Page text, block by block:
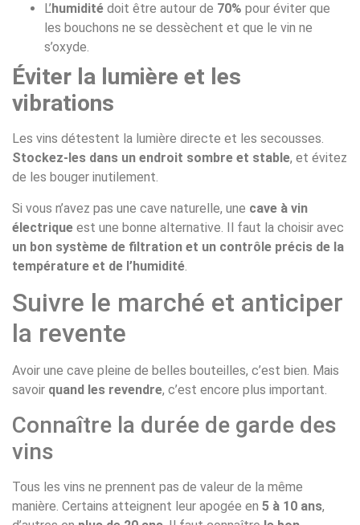
L’humidité doit être autour de 70% pour éviter que
les bouchons ne se dessèchent et que le vin ne
s’oxyde.
Éviter la lumière et les
vibrations
Les vins détestent la lumière directe et les secousses.
Stockez-les dans un endroit sombre et stable, et évitez
de les bouger inutilement.
Si vous n’avez pas une cave naturelle, une cave à vin
électrique est une bonne alternative. Il faut la choisir avec
un bon système de filtration et un contrôle précis de la
température et de l’humidité.
Suivre le marché et anticiper
la revente
Avoir une cave pleine de belles bouteilles, c’est bien. Mais
savoir quand les revendre, c’est encore plus important.
Connaître la durée de garde des
vins
Tous les vins ne prennent pas de valeur de la même
manière. Certains atteignent leur apogée en 5 à 10 ans,